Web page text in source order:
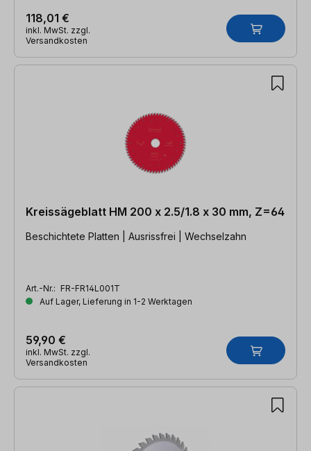
118,01 €
inkl. MwSt. zzgl.
Versandkosten
Kreissägeblatt HM 200 x 2.5/1.8 x 30 mm, Z=64
Beschichtete Platten | Ausrissfrei | Wechselzahn
Art.-Nr.: FR-FR14L001T
Auf Lager, Lieferung in 1-2 Werktagen
59,90 €
inkl. MwSt. zzgl.
Versandkosten